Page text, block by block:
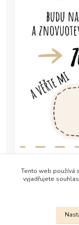
Tento web používá
vyjadřujete